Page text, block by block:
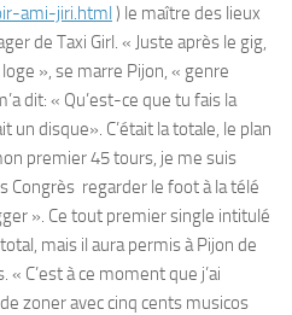
ami-jiri.html ) le maître des lieux
de Taxi Girl. « Juste après le gig,
», se marre Pijon, « genre
dit: « Qu’est-ce que tu fais la
un disque». C’était la totale, le plan
premier 45 tours, je me suis
Congrès regarder le foot à la télé
». Ce tout premier single intitulé
mais il aura permis à Pijon de
C’est à ce moment que j’ai
zoner avec cinq cents musicos